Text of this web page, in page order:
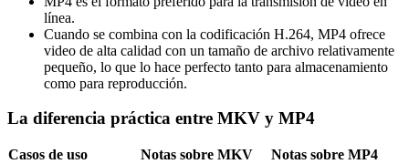
línea.
Cuando se combina con la codificación H.264, MP4 ofrece
video de alta calidad con un tamaño de archivo relativamente
pequeño, lo que lo hace perfecto tanto para almacenamiento
como para reproducción.
La diferencia práctica entre MKV y MP4
Casos de uso Notas sobre MKV Notas sobre MP4